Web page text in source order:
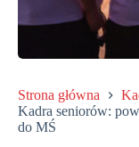
Strona główna
Kadra seniorów:
do MŚ